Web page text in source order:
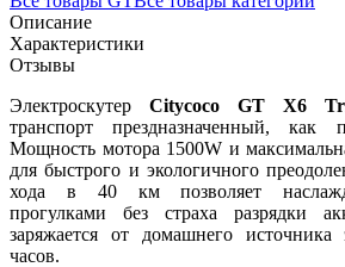
Описание
Характеристики
Отзывы
Электроскутер Citycoco GT X6
транспорт прездназначенный, как
Мощность мотора 1500W и
для быстрого и экологичного
хода в 40 км позволяет
прогулками без страха разрядки
заряжается от домашнего источника
часов.